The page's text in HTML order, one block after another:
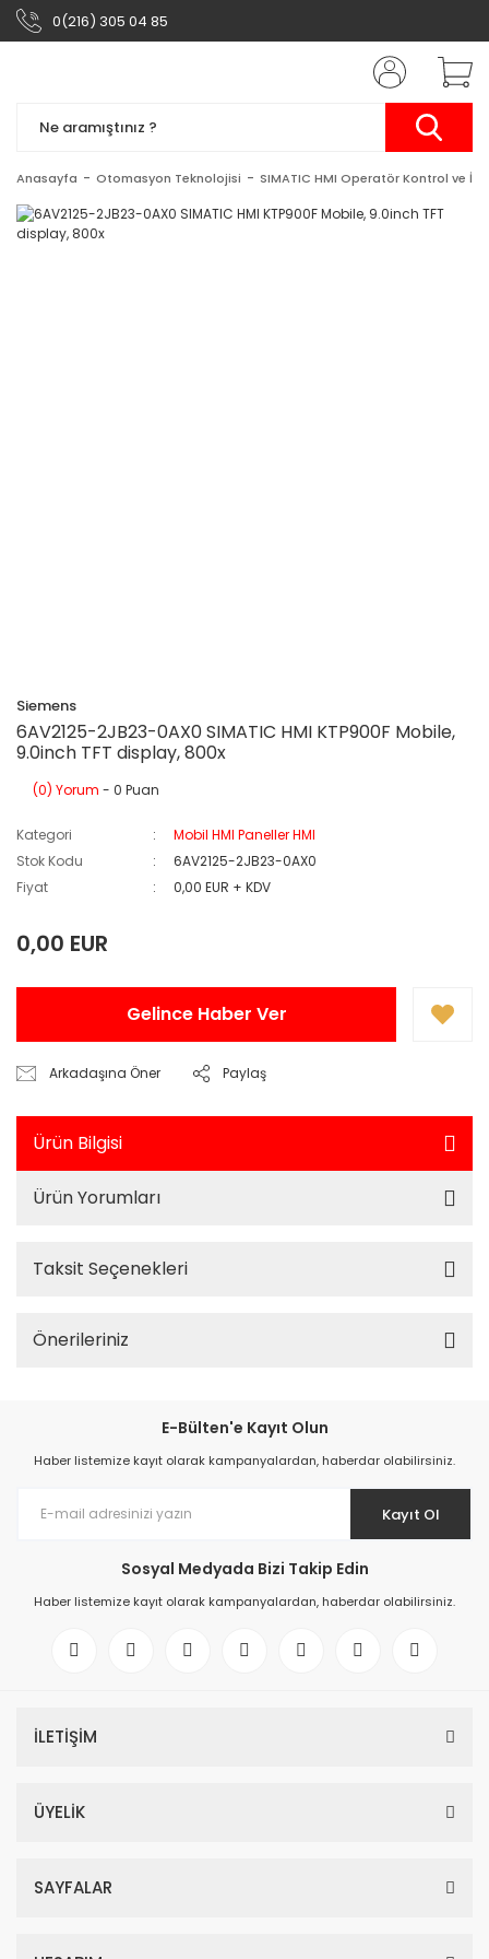
0(216) 305 04 85
Anasayfa Otomasyon Teknolojisi SIMATIC HMI Operatör Kontrol ve
Siemens
6AV2125-2JB23-0AX0 SIMATIC HMI KTP900F Mobile,
9.0inch TFT display, 800x
(0) Yorum - 0 Puan
Kategori
Mobil HMI Paneller HMI
Stok Kodu
6AV2125-2JB23-0AX0
Fiyat
0,00 EUR + KDV
0,00 EUR
Gelince Haber Ver
Arkadaşına Öner Paylaş
Ürün Bilgisi
Ürün Yorumları
Taksit Seçenekleri
Önerileriniz
E-Bülten'e Kayıt Olun
Haber listemize kayıt olarak kampanyalardan, haberdar olabilirsiniz.
Kayıt Ol
Sosyal Medyada Bizi Takip Edin
Haber listemize kayıt olarak kampanyalardan, haberdar olabilirsiniz.
İLETİŞİM
ÜYELİK
SAYFALAR